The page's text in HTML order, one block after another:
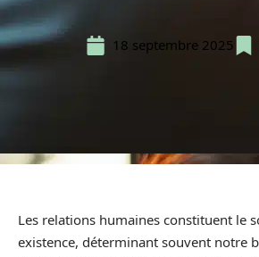
18 septembre 2025
Les relations humaines constituent le
existence, déterminant souvent notre